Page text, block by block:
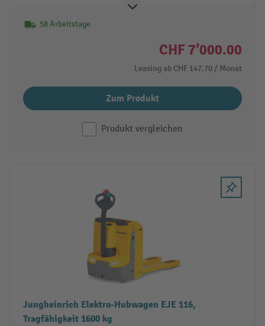
58 Arbeitstage
CHF 7’000.00
Leasing ab CHF 147.70 / Monat
Zum Produkt
Produkt vergleichen
Jungheinrich Elektro-Hubwagen EJE 116,
Tragfähigkeit 1600 kg